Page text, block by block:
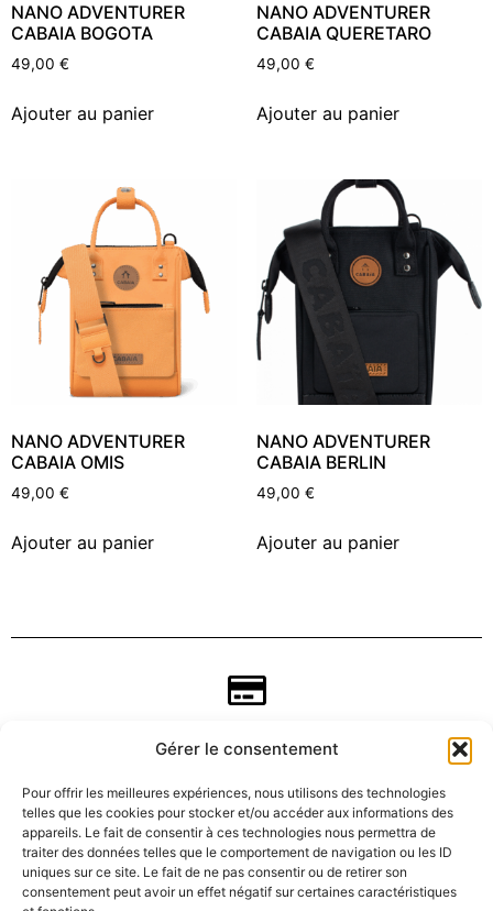
Gérer le consentement
Pour offrir les meilleures expériences, nous utilisons des technologies
telles que les cookies pour stocker et/ou accéder aux informations des
appareils. Le fait de consentir à ces technologies nous permettra de
traiter des données telles que le comportement de navigation ou les ID
uniques sur ce site. Le fait de ne pas consentir ou de retirer son
consentement peut avoir un effet négatif sur certaines caractéristiques
NANO ADVENTURER
CABAIA BOGOTA
49,00 €
Ajouter au panier
NANO ADVENTURER
CABAIA QUERETARO
49,00 €
Ajouter au panier
NANO ADVENTURER
CABAIA OMIS
49,00 €
Ajouter au panier
NANO ADVENTURER
CABAIA BERLIN
49,00 €
Ajouter au panier